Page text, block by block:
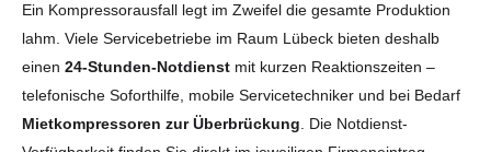
Ein Kompressorausfall legt im Zweifel die gesamte Produktion
lahm. Viele Servicebetriebe im Raum Lübeck bieten deshalb
einen 24-Stunden-Notdienst mit kurzen Reaktionszeiten –
telefonische Soforthilfe, mobile Servicetechniker und bei Bedarf
Mietkompressoren zur Überbrückung. Die Notdienst-